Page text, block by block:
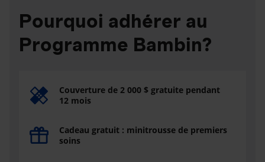
Pourquoi adhérer au
Programme Bambin?
Couverture de 2 000 $ gratuite pendant
12 mois
Cadeau gratuit : minitrousse de premiers
soins